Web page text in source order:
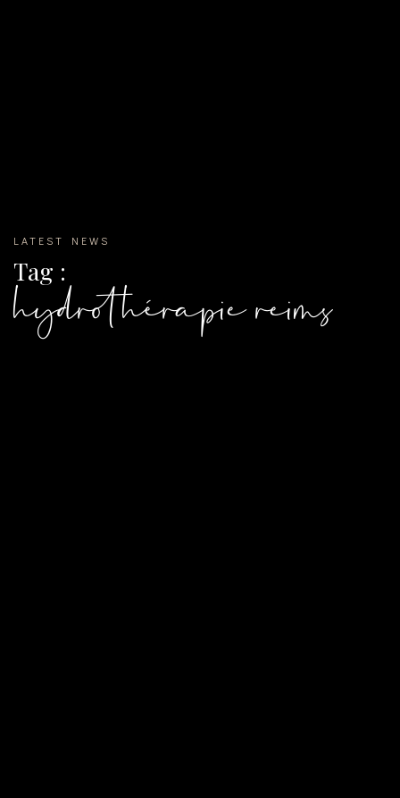
LATEST NEWS
Tag :
hydrothérapie reims